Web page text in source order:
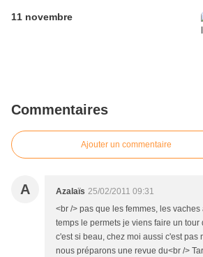
11 novembre
Commentaires
Ajouter un commentaire
A Azalaïs 25/02/2011 09:31
<br /> pas que les femmes, les
temps le permets je viens faire un tour
c'est si beau, chez moi aussi c'est pas
nous préparons une revue du<br />